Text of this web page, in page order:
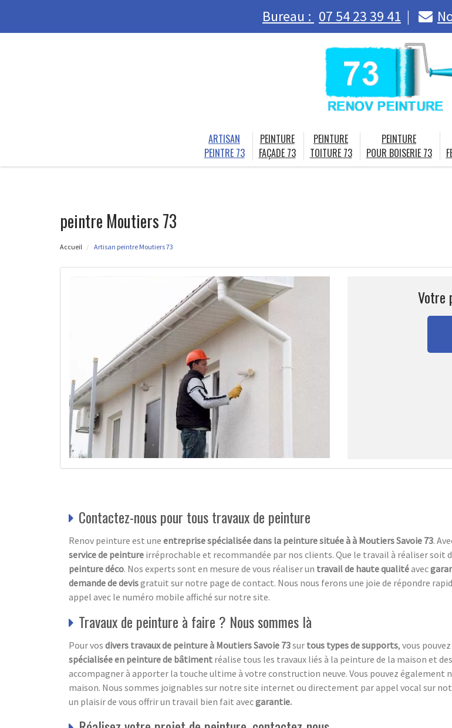
Bureau : 07 54 23 39 41
ARTISAN
PEINTRE 73
PEINTURE
FAÇADE 73
PEINTURE
TOITURE 73
PEINTURE
POUR BOISERIE 73
peintre Moutiers 73
Accueil Artisan peintre Moutiers 73
Votre
Contactez-nous pour tous travaux de peinture
Renov peinture est une entreprise spécialisée dans la peinture située à à Moutiers Savoie 73.
service de peinture irréprochable et recommandée par nos clients. Que le travail à réaliser soit
peinture déco. Nos experts sont en mesure de vous réaliser un travail de haute qualitéavec
demande de devisgratuit sur notre page de contact. Nous nous ferons une joie de répondre
appel avec le numéro mobile affiché sur notre site.
Travaux de peinture à faire ? Nous sommes là
Pour vos divers travaux de peinture à Moutiers Savoie 73sur tous types de supports, vous
spécialisée en peinture de bâtiment réalise tous les travaux liés à la peinture de la maison et
accompagner à apporter la touche ultime à votre construction neuve. Vous pouvez également
maison. Nous sommes joignables sur notre site internet ou directement par appel vocal sur
un plaisir de vous offrir un travail bien fait avecgarantie.